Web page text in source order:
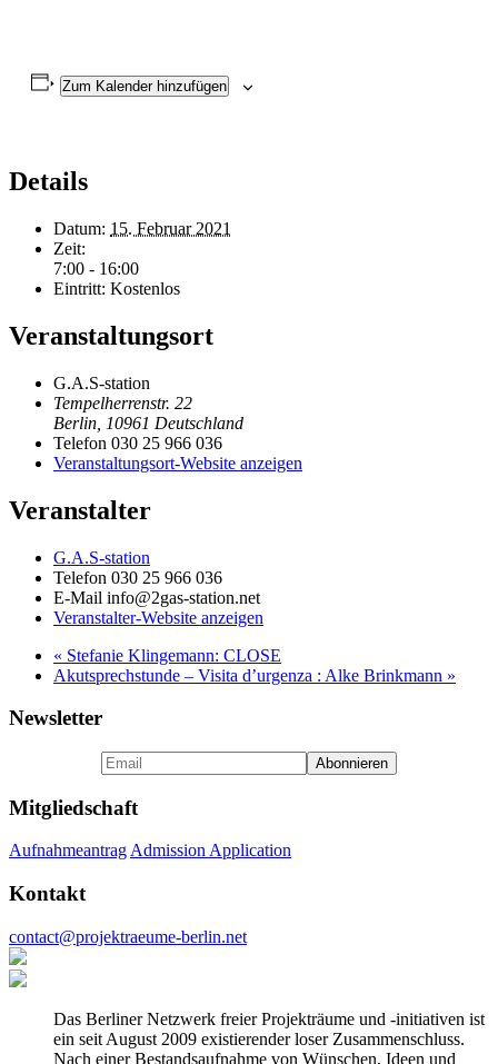
Zum Kalender hinzufügen
Details
Datum: 15. Februar 2021
Zeit:
7:00 - 16:00
Eintritt: Kostenlos
Veranstaltungsort
G.A.S-station
Tempelherrenstr. 22
Berlin 10961 Deutschland
Telefon 030 25 966 036
Veranstaltungsort-Website anzeigen
Veranstalter
G.A.S-station
Telefon 030 25 966 036
E-Mail info@2gas-station.net
Veranstalter-Website anzeigen
« Stefanie Klingemann: CLOSE
Akutsprechstunde – Visita d’urgenza : Alke Brinkmann »
Newsletter
Mitgliedschaft
AufnahmeantragAdmission Application
Kontakt
contact@projektraeume-berlin.net
Das Berliner Netzwerk freier Projekträume und -initiativen ist
ein seit August 2009 existierender loser Zusammenschluss.
Nach einer Bestandsaufnahme von Wünschen, Ideen und